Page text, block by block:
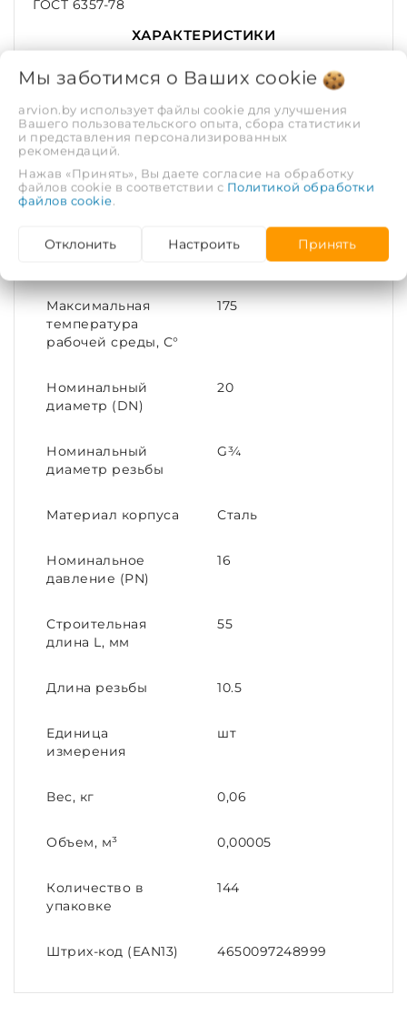
ГОСТ 6357-78
ХАРАКТЕРИСТИКИ
Рабочая среда Вода, пар | Газ
Рабочее давление,
МПа
1.6
Покрытие Без покрытия
Диаметр условный
20
Максимальная
температура
рабочей среды, С°
175
Номинальный
диаметр (DN)
20
Номинальный
диаметр резьбы
G¾
Материал корпуса Сталь
Номинальное
давление (PN)
16
Строительная
длина L, мм
55
Длина резьбы 10.5
Единица
измерения
шт
Вес, кг 0,06
Объем, м³ 0,00005
Количество в
упаковке
144
Штрих-код (EAN13) 4650097248999
Мы заботимся о Ваших cookie
arvion.by использует файлы cookie для улучшения
Вашего пользовательского опыта, сбора статистики
и представления персонализированных
рекомендаций.
Нажав «Принять», Вы даете согласие на обработку
файлов cookie в соответствии с Политикой обработки
файлов cookie.
Отклонить Настроить Принять